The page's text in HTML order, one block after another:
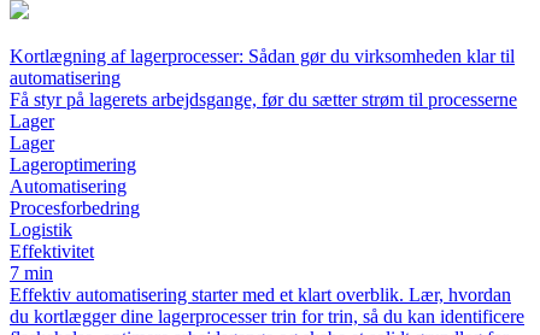
Kortlægning af lagerprocesser: Sådan gør du virksomheden klar til
automatisering
Få styr på lagerets arbejdsgange, før du sætter strøm til processerne
Lager
Lager
Lageroptimering
Automatisering
Procesforbedring
Logistik
Effektivitet
7 min
Effektiv automatisering starter med et klart overblik. Lær, hvordan
du kortlægger dine lagerprocesser trin for trin, så du kan identificere